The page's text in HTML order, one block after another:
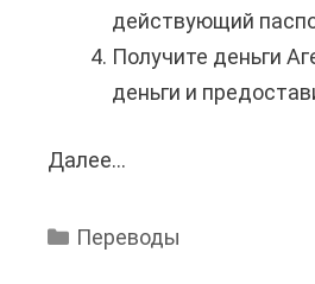
о
в
?
т
о
к
в
действующий
Получите деньги
деньги и
Далее...
к
Переводы